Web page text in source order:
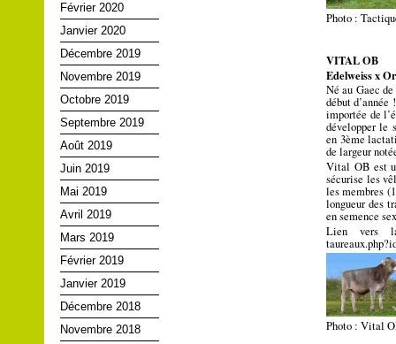
Février 2020
Janvier 2020
Décembre 2019
Novembre 2019
Octobre 2019
Septembre 2019
Août 2019
Juin 2019
Mai 2019
Avril 2019
Mars 2019
Février 2019
Janvier 2019
Décembre 2018
Novembre 2018
Photo :
VITAL OB
Edelweiss x
Né au Gaec
début
importée de
développer le
en 3ème
de largeur
Vital OB est
sécurise les
les membres
longueur des
en semence
Lien vers la
Photo : Vital